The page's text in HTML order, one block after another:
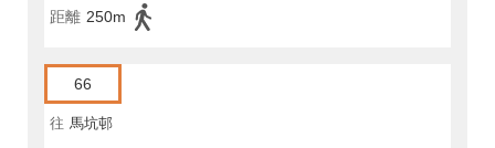
距離 250m
66
往 馬坑邨